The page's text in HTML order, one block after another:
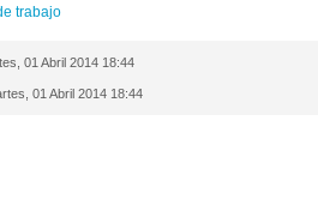
trabajo
01 Abril 2014 18:44
01 Abril 2014 18:44